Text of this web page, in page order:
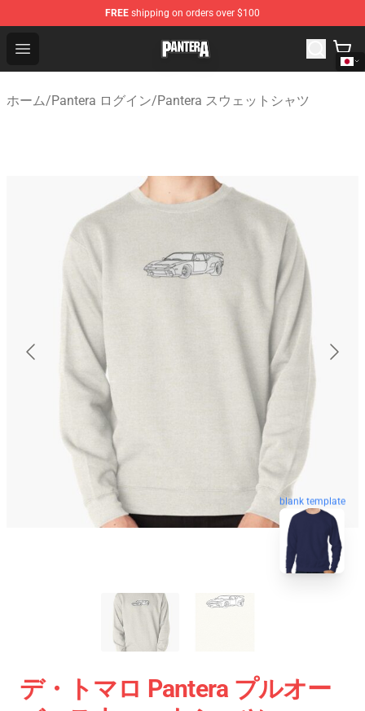
FREE shipping on orders over $100
Open menu
Pantera Store - Official Pantera Merchandise Shop
ホーム/Pantera ログイン/Pantera スウェットシャツ
blank template
デ・トマロ Pantera プルオー